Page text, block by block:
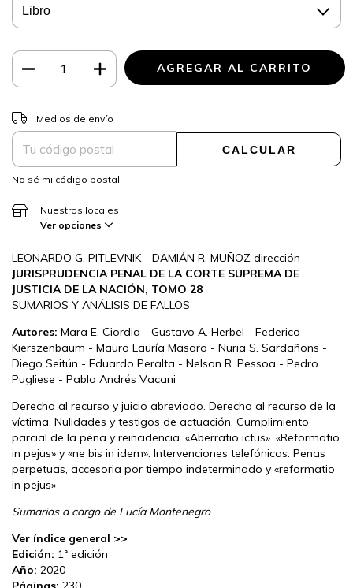
Entregas para el CP:
Medios de envío
CALCULAR
No sé mi código postal
Nuestros locales
Ver opciones
LEONARDO G. PITLEVNIK - DAMIÁN R. MUÑOZ dirección
JURISPRUDENCIA PENAL DE LA CORTE SUPREMA DE
JUSTICIA DE LA NACIÓN, TOMO 28
SUMARIOS Y ANÁLISIS DE FALLOS
Autores: Mara E. Ciordia - Gustavo A. Herbel - Federico
Kierszenbaum - Mauro Lauría Masaro - Nuria S. Sardañons -
Diego Seitún - Eduardo Peralta - Nelson R. Pessoa - Pedro
Pugliese - Pablo Andrés Vacani
Derecho al recurso y juicio abreviado. Derecho al recurso de la
víctima. Nulidades y testigos de actuación. Cumplimiento
parcial de la pena y reincidencia. «Aberratio ictus». «Reformatio
in pejus» y «ne bis in idem». Intervenciones telefónicas. Penas
perpetuas, accesoria por tiempo indeterminado y «reformatio
in pejus»
Sumarios a cargo de Lucía Montenegro
Ver índice general >>
Edición: 1ª edición
Año: 2020